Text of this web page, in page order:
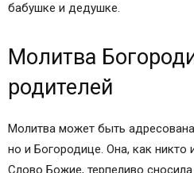
бабушке и дедушке.
Молитва
родителей
Молитва может быть
но и Богородице. Она, как никто
Слово Божие, терпеливо